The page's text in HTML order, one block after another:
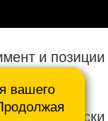
вашего
и позиции
и списки